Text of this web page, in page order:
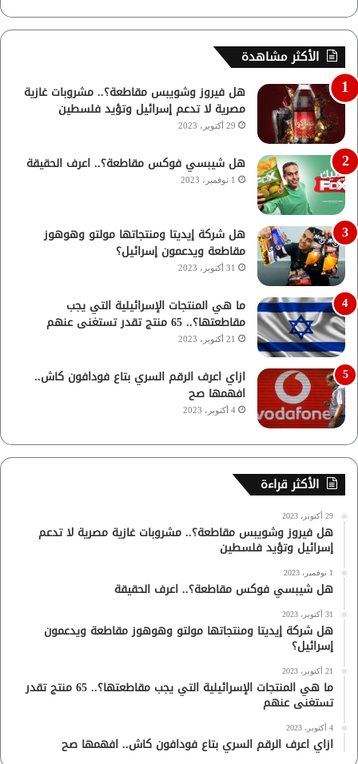
الأكثر مشاهدة
هل فيروز وشويبس مقاطعة؟.. مشروبات غازية
مصرية لا تدعم إسرائيل وتؤيد فلسطين
29 أكتوبر، 2023
هل شيبسي فوكس مقاطعة؟.. اعرف الحقيقة
1 نوفمبر، 2023
هل شركة إيديتا ومنتجاتها مولتو وهوهوز
مقاطعة ويدعمون إسرائيل؟
31 أكتوبر، 2023
ما هي المنتجات الإسرائيلية التي يجب
مقاطعتها؟.. 65 منتج تقدر تستغنى عنهم
21 أكتوبر، 2023
ازاي اعرف الرقم السري بتاع فودافون كاش..
افهمها صح
4 أكتوبر، 2023
الأكثر قراءة
29 أكتوبر، 2023
هل فيروز وشويبس مقاطعة؟.. مشروبات غازية مصرية لا تدعم
إسرائيل وتؤيد فلسطين
1 نوفمبر، 2023
هل شيبسي فوكس مقاطعة؟.. اعرف الحقيقة
31 أكتوبر، 2023
هل شركة إيديتا ومنتجاتها مولتو وهوهوز مقاطعة ويدعمون
إسرائيل؟
21 أكتوبر، 2023
ما هي المنتجات الإسرائيلية التي يجب مقاطعتها؟.. 65 منتج تقدر
تستغنى عنهم
4 أكتوبر، 2023
ازاي اعرف الرقم السري بتاع فودافون كاش.. افهمها صح